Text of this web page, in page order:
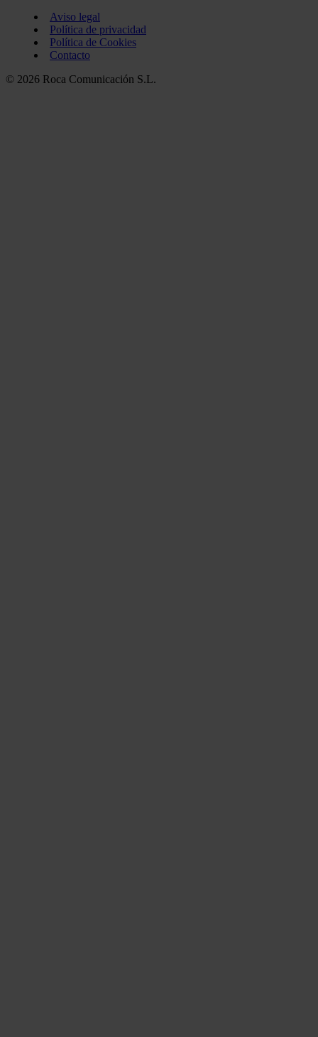
Aviso legal
Política de privacidad
Política de Cookies
Contacto
© 2026 Roca Comunicación S.L.